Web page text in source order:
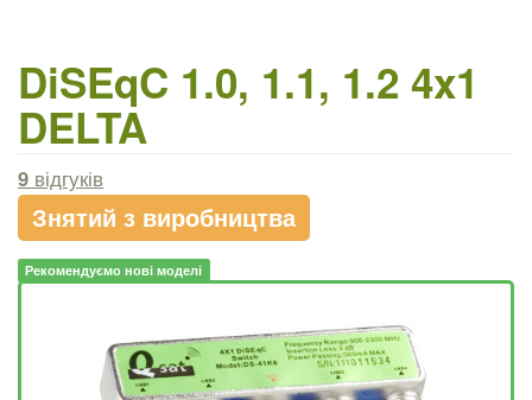
DiSEqC 1.0, 1.1, 1.2 4x1
DELTA
9 відгуків
Знятий з виробництва
Рекомендуємо нові моделі